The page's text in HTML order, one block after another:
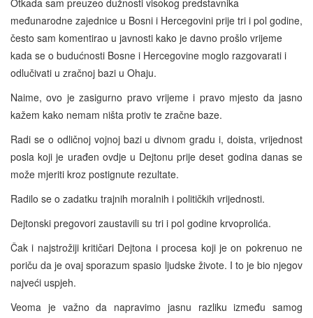
međunarodne zajednice u Bosni i Hercegovini prije tri i pol godine,
često sam komentirao u javnosti kako je davno prošlo vrijeme
kada se o budućnosti Bosne i Hercegovine moglo razgovarati i
odlučivati u zračnoj bazi u Ohaju.
Naime, ovo je zasigurno pravo vrijeme i pravo mjesto da jasno
kažem kako nemam ništa protiv te zračne baze.
Radi se o odličnoj vojnoj bazi u divnom gradu i, doista, vrijednost
posla koji je urađen ovdje u Dejtonu prije deset godina danas se
može mjeriti kroz postignute rezultate.
Radilo se o zadatku trajnih moralnih i političkih vrijednosti.
Dejtonski pregovori zaustavili su tri i pol godine krvoprolića.
Čak i najstrožiji kritičari Dejtona i procesa koji je on pokrenuo ne
poriču da je ovaj sporazum spasio ljudske živote. I to je bio njegov
najveći uspjeh.
Veoma je važno da napravimo jasnu razliku između samog